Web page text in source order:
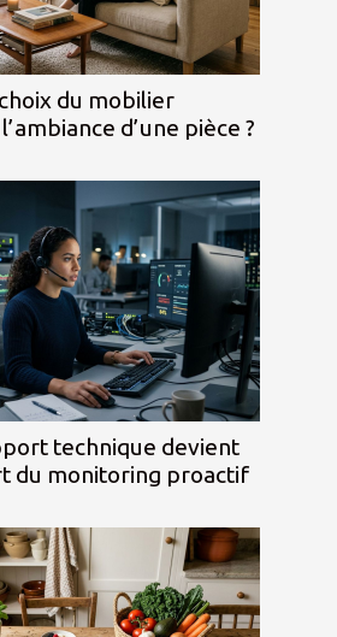
du mobilier
d’une pièce ?
technique devient
du monitoring proactif